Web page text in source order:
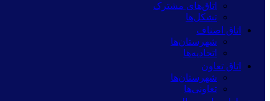
اتاق‌های مشترک
تشکل‌ها
اتاق اصناف
شهرستان‌ها
اتحادیه‌ها
اتاق تعاون
شهرستان‌ها
تعاونی‌ها